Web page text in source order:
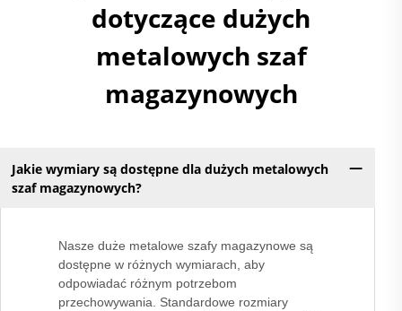
dotyczące dużych
metalowych szaf
magazynowych
Jakie wymiary są dostępne dla dużych metalowych
szaf magazynowych?
Nasze duże metalowe szafy magazynowe są
dostępne w różnych wymiarach, aby
odpowiadać różnym potrzebom
przechowywania. Standardowe rozmiary